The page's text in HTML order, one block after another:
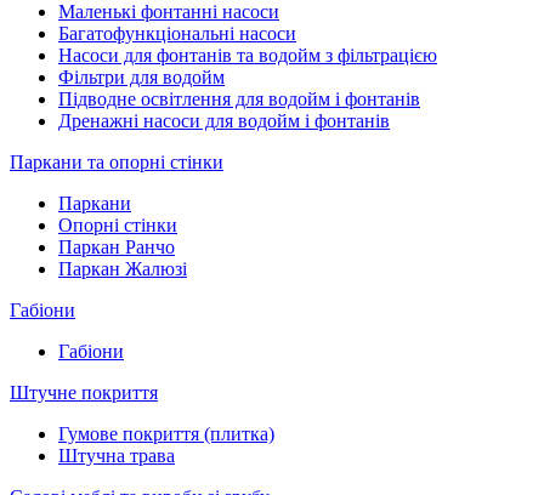
Маленькі фонтанні насоси
Багатофункціональні насоси
Насоси для фонтанів та водойм з фільтрацією
Фільтри для водойм
Підводне освітлення для водойм і фонтанів
Дренажні насоси для водойм і фонтанів
Паркани та опорні стінки
Паркани
Опорні стінки
Паркан Ранчо
Паркан Жалюзі
Габіони
Габіони
Штучне покриття
Гумове покриття (плитка)
Штучна трава